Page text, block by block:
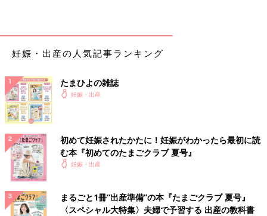
妊娠・出産の人気記事ランキング
たまひよの雑誌
妊娠・出産
初めて妊娠されたかたに！妊娠がわかったら最初に読
む本『初めてのたまごクラブ 夏号』
妊娠・出産
まるごと1冊“出産準備”の本『たまごクラブ 夏号』
〈スペシャル大特集〉夫婦で予習する 出産の教科書